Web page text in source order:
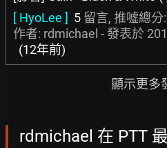
[ HyoLee ] 5 留言, 推噓總分:
作者: rdmichael - 發表於
(12年前)
顯示更多
rdmichael 在 PTT